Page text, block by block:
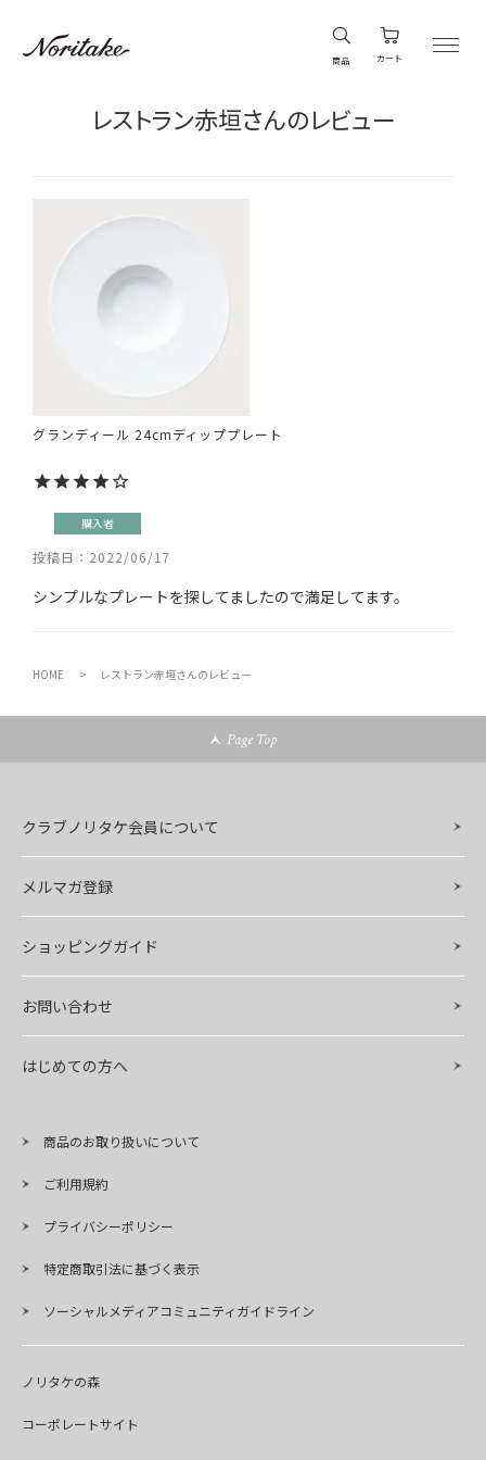
商品 カート
レストラン赤垣さんのレビュー
グランディール 24cmディッププレート
購入者
投稿日 2022/06/17
シンプルなプレートを探してましたので満足してます。
HOME レストラン赤垣さんのレビュー
Page Top
クラブノリタケ会員について
メルマガ登録
ショッピングガイド
お問い合わせ
はじめての方へ
商品のお取り扱いについて
ご利用規約
プライバシーポリシー
特定商取引法に基づく表示
ソーシャルメディアコミュニティガイドライン
ノリタケの森
コーポレートサイト